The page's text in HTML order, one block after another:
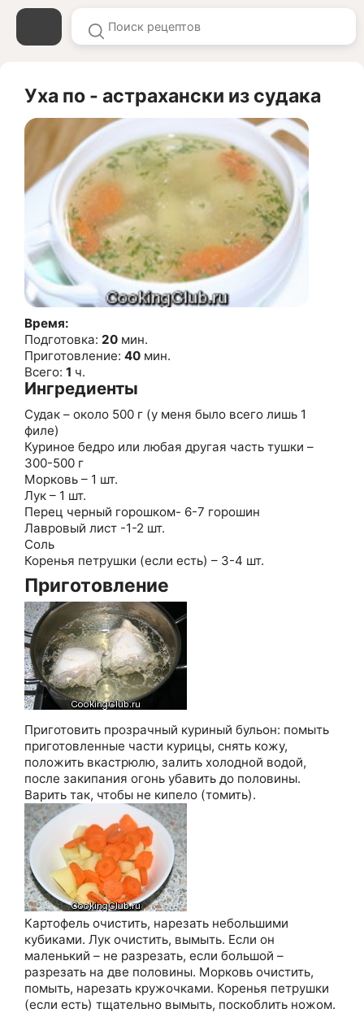
Уха по - астрахански из судака
Время:
Подготовка: 20 мин.
Приготовление: 40 мин.
Всего: 1 ч.
Ингредиенты
Судак – около 500 г (у меня было всего лишь 1
филе)
Куриное бедро или любая другая часть тушки –
300-500 г
Морковь – 1 шт.
Лук – 1 шт.
Перец черный горошком- 6-7 горошин
Лавровый лист -1-2 шт.
Соль
Коренья петрушки (если есть) – 3-4 шт.
Приготовление
Приготовить прозрачный куриный бульон: помыть
приготовленные части курицы, снять кожу,
положить вкастрюлю, залить холодной водой,
после закипания огонь убавить до половины.
Варить так, чтобы не кипело (томить).
Картофель очистить, нарезать небольшими
кубиками. Лук очистить, вымыть. Если он
маленький – не разрезать, если большой –
разрезать на две половины. Морковь очистить,
помыть, нарезать кружочками. Коренья петрушки
(если есть) тщательно вымыть, поскоблить ножом.